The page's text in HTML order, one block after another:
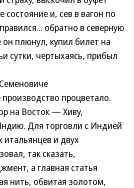
и, сев в вагон по
обратно в северную
он плюнул, купил билет на
сутки, чертыхаясь, прибыл
процветало.
на Восток — Хиву,
Для торговли с Индией
итальянцев и двух
так сказать,
а главная статья
нить, обвитая золотом,